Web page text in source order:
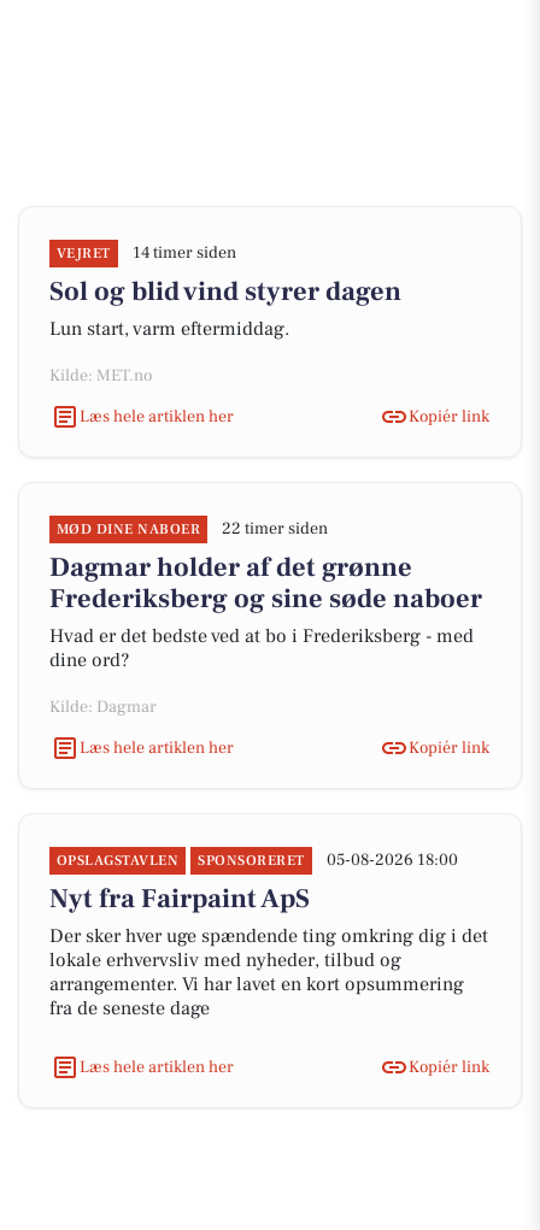
VEJRET 14 timer siden
Sol og blid vind styrer dagen
Lun start, varm eftermiddag.
Kilde: MET.no
Læs hele artiklen her
Kopiér link
MØD DINE NABOER 22 timer siden
Dagmar holder af det grønne
Frederiksberg og sine søde naboer
Hvad er det bedste ved at bo i Frederiksberg - med
dine ord?
Kilde: Dagmar
Læs hele artiklen her
Kopiér link
OPSLAGSTAVLEN SPONSORERET 05-08-2026 18:00
Nyt fra Fairpaint ApS
Der sker hver uge spændende ting omkring dig i det
lokale erhvervsliv med nyheder, tilbud og
arrangementer. Vi har lavet en kort opsummering
fra de seneste dage
Læs hele artiklen her Kopiér link